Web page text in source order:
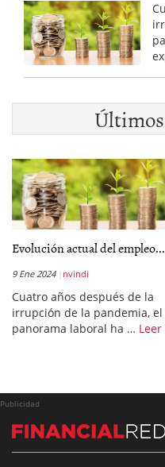
Evolución actual del empleo...
9 Ene 2024 nvindi
Cuatro años después de la
irrupción de la pandemia, el
panorama laboral ha … Leer
Publicidad